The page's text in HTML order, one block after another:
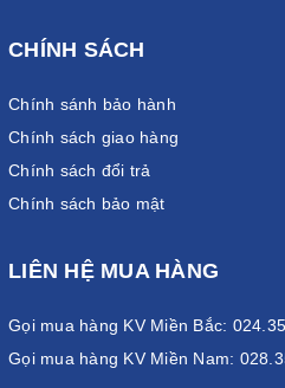
CHÍNH SÁCH
Chính sánh bảo hành
Chính sách giao hàng
Chính sách đổi trả
Chính sách bảo mật
LIÊN HỆ MUA HÀNG
Gọi mua hàng KV Miền Bắc:
Gọi mua hàng KV Miền Nam: